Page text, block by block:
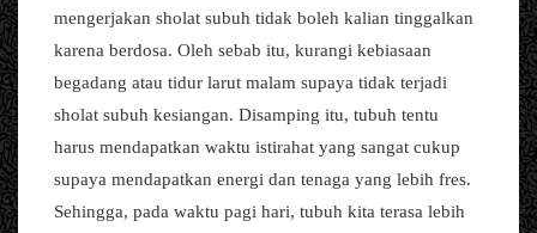
mengerjakan sholat subuh tidak boleh kalian tinggalkan
karena berdosa. Oleh sebab itu, kurangi kebiasaan
begadang atau tidur larut malam supaya tidak terjadi
sholat subuh kesiangan. Disamping itu, tubuh tentu
harus mendapatkan waktu istirahat yang sangat cukup
supaya mendapatkan energi dan tenaga yang lebih fres.
Sehingga, pada waktu pagi hari, tubuh kita terasa lebih